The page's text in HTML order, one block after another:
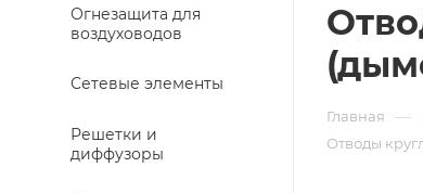
Огнезащита для
воздуховодов
Сетевые элементы
Решетки и
диффузоры
Главная —
Отводы